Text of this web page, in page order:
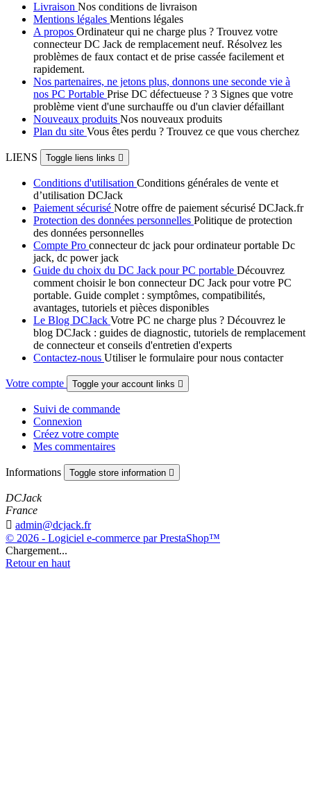
Livraison Nos conditions de livraison
Mentions légales Mentions légales
A propos Ordinateur qui ne charge plus ? Trouvez votre
connecteur DC Jack de remplacement neuf. Résolvez les
problèmes de faux contact et de prise cassée facilement et
rapidement.
Nos partenaires, ne jetons plus, donnons une seconde vie à
nos PC Portable Prise DC défectueuse ? 3 Signes que votre
problème vient d'une surchauffe ou d'un clavier défaillant
Nouveaux produits Nos nouveaux produits
Plan du site Vous êtes perdu ? Trouvez ce que vous cherchez
LIENS Toggle liens links 
Conditions d'utilisation Conditions générales de vente et
d’utilisation DCJack
Paiement sécurisé Notre offre de paiement sécurisé DCJack.fr
Protection des données personnelles Politique de protection
des données personnelles
Compte Pro connecteur dc jack pour ordinateur portable Dc
jack, dc power jack
Guide du choix du DC Jack pour PC portable Découvrez
comment choisir le bon connecteur DC Jack pour votre PC
portable. Guide complet : symptômes, compatibilités,
avantages, tutoriels et pièces disponibles
Le Blog DCJack Votre PC ne charge plus ? Découvrez le
blog DCJack : guides de diagnostic, tutoriels de remplacement
de connecteur et conseils d'entretien d'experts
Contactez-nous Utiliser le formulaire pour nous contacter
Votre compte Toggle your account links 
Suivi de commande
Connexion
Créez votre compte
Mes commentaires
Informations Toggle store information 
DCJack
France
 admin@dcjack.fr
© 2026 - Logiciel e-commerce par PrestaShop™
Chargement...
Retour en haut